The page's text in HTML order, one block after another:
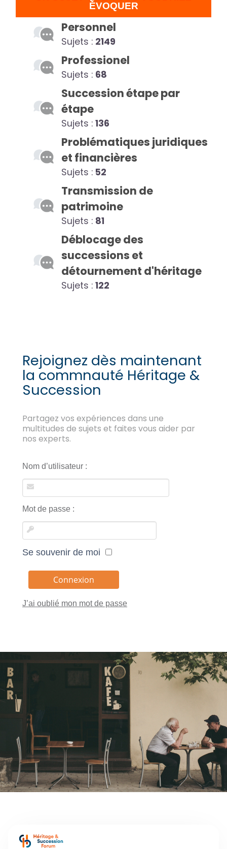
ÉVOQUER
Personnel
Sujets : 2149
Professionel
Sujets : 68
Succession étape par
étape
Sujets : 136
Problématiques juridiques
et financières
Sujets : 52
Transmission de
patrimoine
Sujets : 81
Déblocage des
successions et
détournement d'héritage
Sujets : 122
Rejoignez dès maintenant
la commnauté Héritage &
Succession
Partagez vos expériences dans une
multitudes de sujets et faites vous aider par
nos experts.
Nom d’utilisateur :
Mot de passe :
Se souvenir de moi
J’ai oublié mon mot de passe